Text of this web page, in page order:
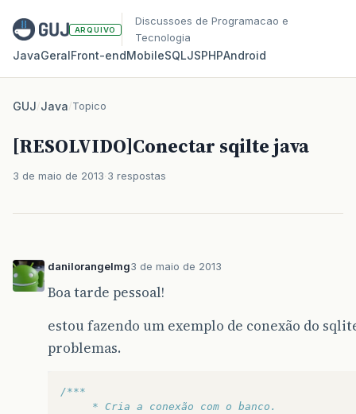
ARQUIVO
Discussoes de Programacao e
Tecnologia
JavaGeralFront‑endMobileSQLJSPHPAndroid
GUJ/Java/Topico
[RESOLVIDO]Conectar sqilte java
3 de maio de 2013 3 respostas
danilorangelmg3 de maio de 2013
Boa tarde pessoal!
estou fazendo um exemplo de conexão do
problemas.
/***
	 * Cria a conexão com o banco.